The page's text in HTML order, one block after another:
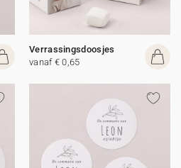
Verrassingsdoosjes
vanaf € 0,65